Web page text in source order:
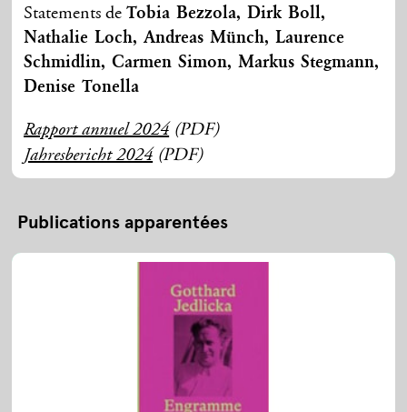
Statements deTobia Bezzola, Dirk Boll,
Nathalie Loch, Andreas Münch, Laurence
Schmidlin, Carmen Simon, Markus Stegmann,
Denise Tonella
Rapport annuel 2024 (PDF)
Jahresbericht 2024 (PDF)
Publications apparentées